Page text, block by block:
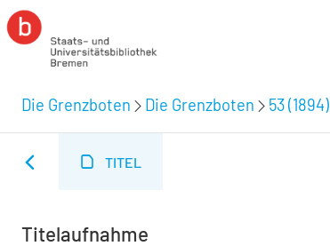
Die Grenzboten Die Grenzboten 53 (1894)
TITEL
Titelaufnahme